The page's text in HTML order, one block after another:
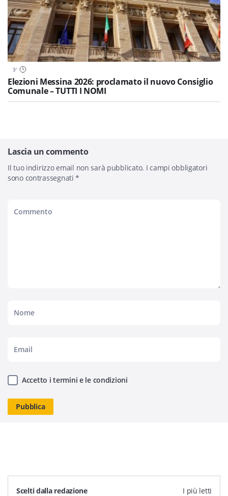
3'
Elezioni Messina 2026: proclamato il nuovo Consiglio
Comunale – TUTTI I NOMI
Lascia un commento
Il tuo indirizzo email non sarà pubblicato. I campi obbligatori
sono contrassegnati*
Accetto i termini e le condizioni
Scelti dalla redazione I più letti